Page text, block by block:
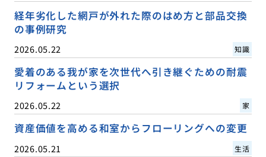
経年劣化した網戸が外れた際のはめ方と部品交換
の事例研究
2026.05.22 知識
愛着のある我が家を次世代へ引き継ぐための耐震
リフォームという選択
2026.05.22 家
資産価値を高める和室からフローリングへの変更
2026.05.21 生活